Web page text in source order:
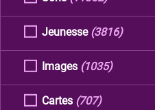
Jeunesse (3816)
Images (1035)
Cartes (707)